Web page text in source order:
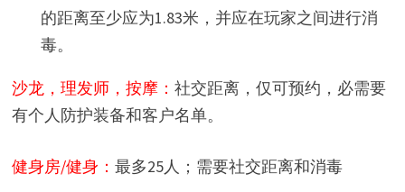
的距离至少应为1.83米，并应在玩家之间进行消
毒。
沙龙，理发师，按摩： 社交距离，仅可预约，必需要
有个人防护装备和客户名单。
健身房/健身： 最多25人；需要社交距离和消毒